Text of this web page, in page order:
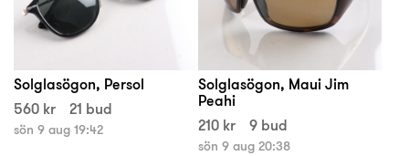
Solglasögon, Persol
560 kr
21 bud
sön 9 aug 19:42
Solglasögon, Maui Jim
Peahi
210 kr
9 bud
sön 9 aug 20:38